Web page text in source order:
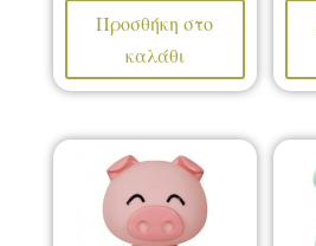
Προσθήκη στο
καλάθι